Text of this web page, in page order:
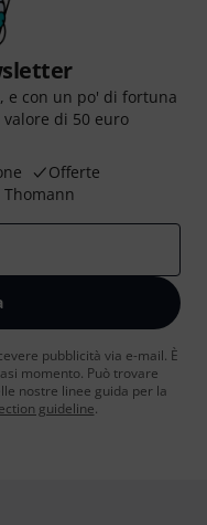
e con un po' di fortuna
di 50 euro
Offerte
pubblicità via e-mail. È
momento. Può trovare
nostre linee guida per la
guideline.